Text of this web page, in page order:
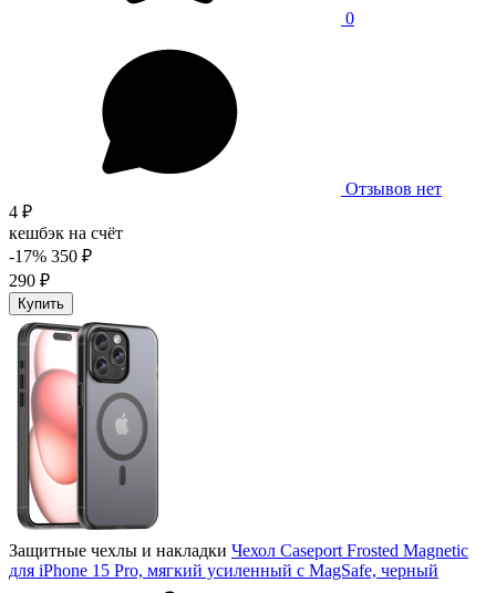
0
Отзывов нет
4 ₽
кешбэк на счёт
-17% 350 ₽
290 ₽
Купить
Защитные чехлы и накладки Чехол Caseport Frosted Magnetic
для iPhone 15 Pro, мягкий усиленный с MagSafe, черный